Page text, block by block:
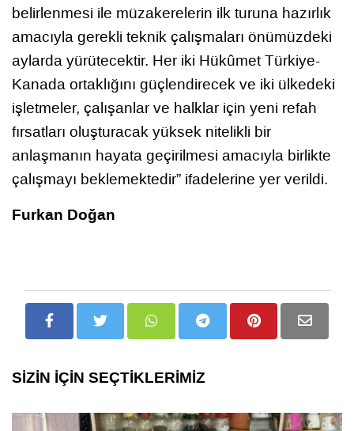
belirlenmesi ile müzakerelerin ilk turuna hazırlık
amacıyla gerekli teknik çalışmaları önümüzdeki
aylarda yürütecektir. Her iki Hükûmet Türkiye-
Kanada ortaklığını güçlendirecek ve iki ülkedeki
işletmeler, çalışanlar ve halklar için yeni refah
fırsatları oluşturacak yüksek nitelikli bir
anlaşmanın hayata geçirilmesi amacıyla birlikte
çalışmayı beklemektedir” ifadelerine yer verildi.
Furkan Doğan
SİZİN İÇİN SEÇTİKLERİMİZ